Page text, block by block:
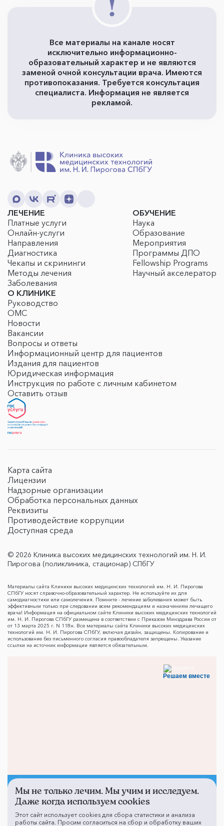
Все материалы на канале носят
исключительно информационно-
образовательный характер и не являются
заменой очной консультации врача. Имеются
противопоказания. Требуется консультация
специалиста. Информация не является
рекламой.
ЛЕЧЕНИЕ
Платные услуги
Онлайн-услуги
Направления
Диагностика
Чекапы и скрининги
Методы лечения
Заболевания
ОБУЧЕНИЕ
Наука
Образование
Мероприятия
Программы ДПО
Fellowship Programs
Научный акселератор
О КЛИНИКЕ
Руководство
ОМС
Новости
Вакансии
Вопросы и ответы
Информационный центр для пациентов
Издания для пациентов
Юридическая информация
Инструкция по работе с личным кабинетом
Оставить отзыв
Карта сайта
Лицензии
Надзорные организации
Обработка персональных данных
Реквизиты
Противодействие коррупции
Доступная среда
© 2026 Клиника высоких медицинских технологий им. Н. И.
Пирогова (поликлиника, стационар) СПбГУ
Материалы сайта Клиники высоких медицинских технологий им. Н. И. Пирогова
СПбГУ носят справочно-образовательный характер. Не используйте их для
самодиагностики или самолечения. Помните - лечение заболевания может быть
эффективным только при следовании всем рекомендациям и назначениям лечащего
врача! Информация на официальном сайте Клиники высоких медицинских технологий
им. Н. И. Пирогова СПбГУ размещена в соответствии с Приказом Минздрава России от
от 13 марта 2025 г. N 118н. Все материалы сайта Клиники высоких медицинских
технологий им. Н. И. Пирогова СПбГУ, включая дизайн, защищены. Копирование и
использование без письменного согласия правообладателя запрещены. Указание
ссылки на источник информации является обязательным.
Решаем вместе
Не смогли записаться к
врачу?
Мы не только лечим. Мы учим и исследуем.
Даже когда используем cookies
Этот сайт использует cookies для сбора статистики и анализа
работы сайта. Просим согласиться на сбор и обработку ваших